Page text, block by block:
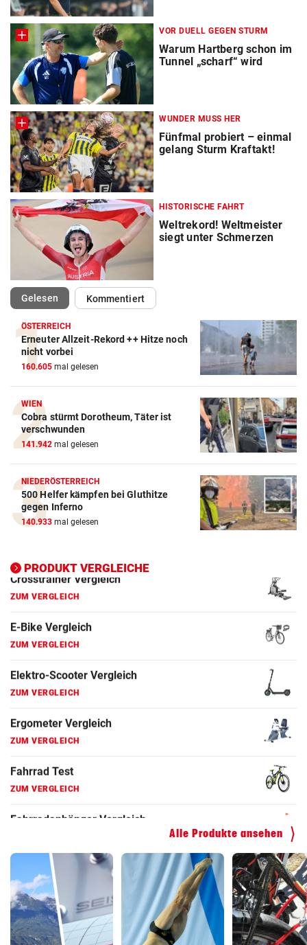
VOR DUELL GEGEN STURM
Warum Hartberg schon im
Tunnel „scharf“ wird
WUNDER MUSS HER
Fünfmal probiert – einmal
gelang Sturm Kraftakt!
HISTORISCHE FAHRT
Weltrekord! Weltmeister
siegt unter Schmerzen
Gelesen(ausgewählt)Kommentiert
ÖSTERREICH
Erneuter Allzeit-Rekord ++ Hitze noch
nicht vorbei
160.605 mal gelesen
WIEN
Cobra stürmt Dorotheum, Täter ist
verschwunden
141.942 mal gelesen
NIEDERÖSTERREICH
500 Helfer kämpfen bei Gluthitze
gegen Inferno
140.933 mal gelesen
PRODUKT VERGLEICHE
Action-Cam Vergleich
ZUM VERGLEICH
Crosstrainer Vergleich
ZUM VERGLEICH
E-Bike Vergleich
ZUM VERGLEICH
Elektro-Scooter Vergleich
ZUM VERGLEICH
ZUM VERGLEICH
Fahrrad Test
Fahrradanhänger Vergleich
Faszienrolle Vergleich
Hoverboard Vergleich
Kinderfahrrad Vergleich
Alle Produkte ansehen